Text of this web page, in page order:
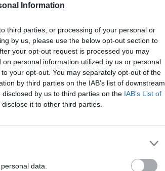
Information
third parties, or processing of your personal or
by us, please use the below opt-out section to
your opt-out request is processed you may
personal information utilized by us or personal
your opt-out. You may separately opt-out of the
by third parties on the IAB’s list of downstream
by us to third parties on the IAB’s List of
it to other third parties.
data.
τα
το
ακόμη